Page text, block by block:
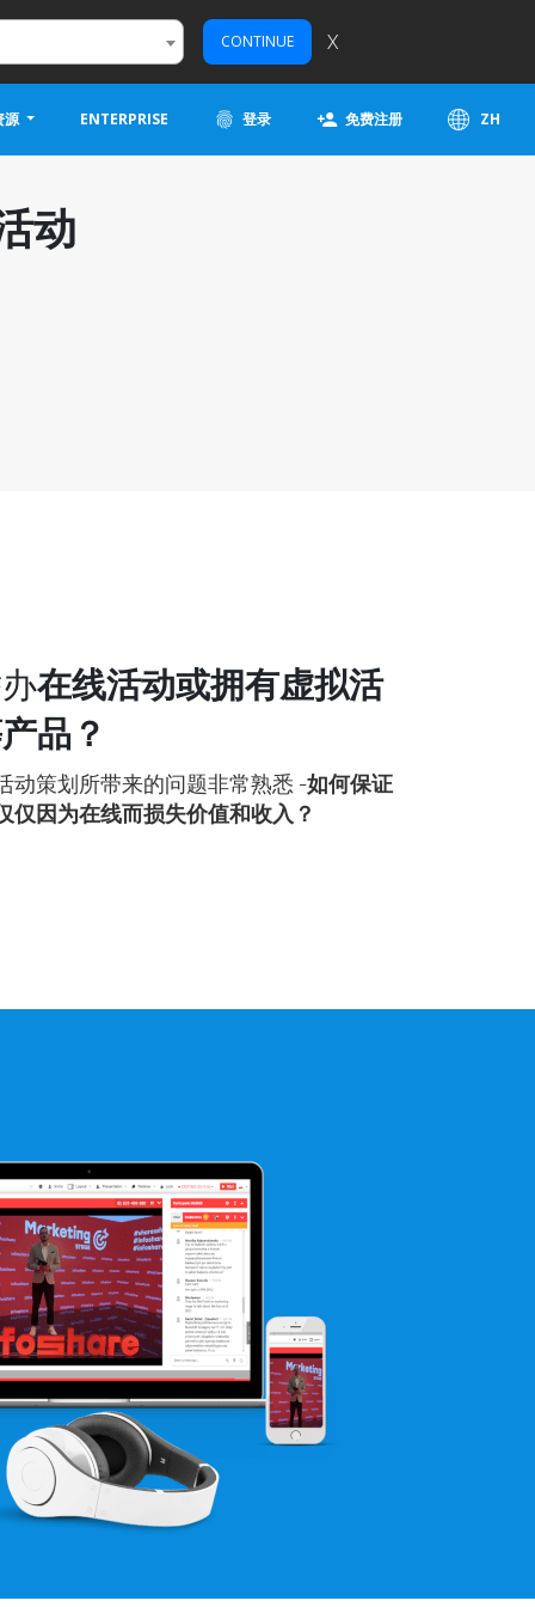
CONTINUE X
源 ENTERPRISE 登录 免费注册 ZH
动
在线活动或拥有虚拟活
品？
动策划所带来的问题非常熟悉 -如何保证
仅因为在线而损失价值和收入？